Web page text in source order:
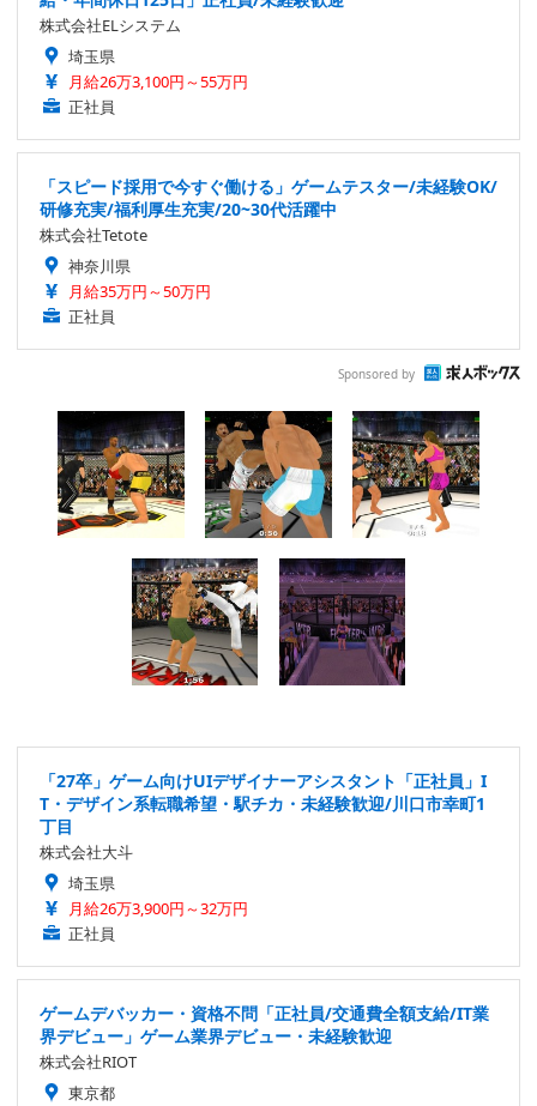
株式会社ELシステム
埼玉県
月給26万3,100円～55万円
正社員
「スピード採用で今すぐ働ける」ゲームテスター/未経験OK/
研修充実/福利厚生充実/20~30代活躍中
株式会社Tetote
神奈川県
月給35万円～50万円
正社員
Sponsored by
「27卒」ゲーム向けUIデザイナーアシスタント「正社員」I
T・デザイン系転職希望・駅チカ・未経験歓迎/川口市幸町1
丁目
株式会社大斗
埼玉県
月給26万3,900円～32万円
正社員
ゲームデバッカー・資格不問「正社員/交通費全額支給/IT業
界デビュー」ゲーム業界デビュー・未経験歓迎
株式会社RIOT
東京都